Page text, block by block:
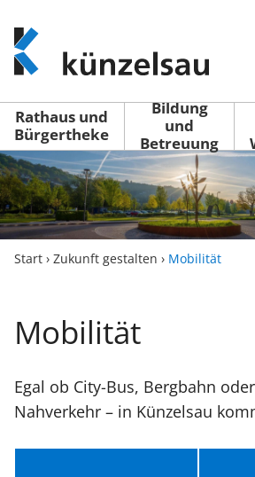
www.kuenzelsau.de
(zur
Startseite)
Rathaus und
Bürgertheke
Bildung
und
Betreuung
Start › Zukunft gestalten › Mobilität
Mobilität
Egal ob City-Bus, Bergbahn
Nahverkehr – in Künzelsau